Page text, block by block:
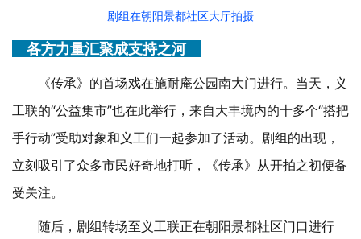
剧组在朝阳景都社区大厅拍摄
各方力量汇聚成支持之河
《传承》的首场戏在施耐庵公园南大门进行。当天，义
工联的“公益集市”也在此举行，来自大丰境内的十多个“搭把
手行动”受助对象和义工们一起参加了活动。剧组的出现，
立刻吸引了众多市民好奇地打听，《传承》从开拍之初便备
受关注。
随后，剧组转场至义工联正在朝阳景都社区门口进行